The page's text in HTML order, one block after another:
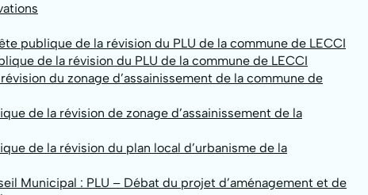
publique de la révision du PLU de la commune de LECCI
de la révision du PLU de la commune de LECCI
du zonage d’assainissement de la commune de
de la révision de zonage d’assainissement de la
de la révision du plan local d’urbanisme de la
Municipal : PLU – Débat du projet d’aménagement et de